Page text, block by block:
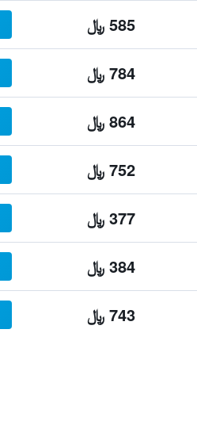
585 ﷼
784 ﷼
864 ﷼
752 ﷼
377 ﷼
384 ﷼
743 ﷼